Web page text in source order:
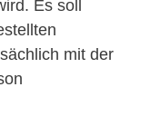
Es soll
mit der